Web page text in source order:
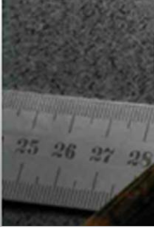
Aller
au
contenu
principal